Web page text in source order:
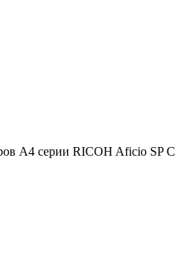
A4 серии RICOH Aficio SP